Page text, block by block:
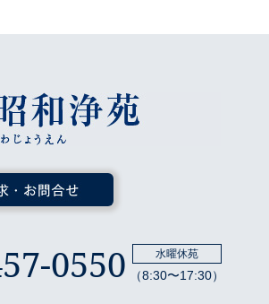
0550 水曜休苑
（8:30〜17:30）